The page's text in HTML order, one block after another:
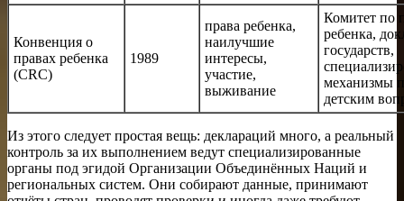
Конвенция о
правах ребенка
(CRC)
1989
права ребенка,
наилучшие
интересы,
участие,
выживание
Комитет по
ребенка,
государств,
механизмы
детским
Из этого следует простая вещь: деклараций много, а реальный
контроль за их выполнением ведут специализированные
органы под эгидой Организации Объединённых Наций и
региональных систем. Они собирают данные, принимают